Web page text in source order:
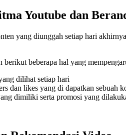
Youtube dan
yang diunggah setiap hari
berikut beberapa hal yang
dilihat setiap hari
dan likes yang di dapatkan sebuah
dimiliki serta promosi yang